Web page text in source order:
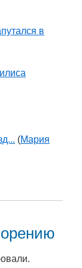
в
(Мария